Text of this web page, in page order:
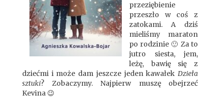
przeziębienie
przeszło w coś z
zatokami. A dziś
mieliśmy maraton
po rodzinie 🙂 Za to
jutro siesta, jem,
leżę, bawię się z
dziećmi i może dam jeszcze jeden kawałek Dzieła
sztuki? Zobaczymy. Najpierw muszę obejrzeć
Kevina 😉